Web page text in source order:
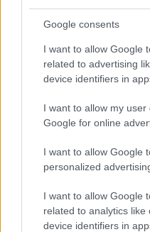
Google consents
I want to allow Google
related to advertising
device identifiers in
I want to allow my
Google for online
I want to allow Google
personalized
I want to allow Google
related to analytics like
device identifiers in